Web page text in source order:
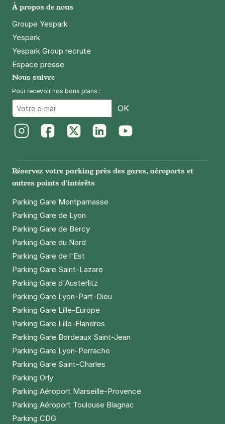
À propos de nous
Groupe Yespark
Yespark
Yespark Group recrute
Espace presse
Nous suivre
Pour recevoir nos bons plans :
OK
Réservez votre parking près des gares, aéroports et
autres points d'intérêts
Parking Gare Montparnasse
Parking Gare de Lyon
Parking Gare de Bercy
Parking Gare du Nord
Parking Gare de l'Est
Parking Gare Saint-Lazare
Parking Gare d'Austerlitz
Parking Gare Lyon-Part-Dieu
Parking Gare Lille-Europe
Parking Gare Lille-Flandres
Parking Gare Bordeaux Saint-Jean
Parking Gare Lyon-Perrache
Parking Gare Saint-Charles
Parking Orly
Parking Aéroport Marseille-Provence
Parking Aéroport Toulouse Blagnac
Parking CDG